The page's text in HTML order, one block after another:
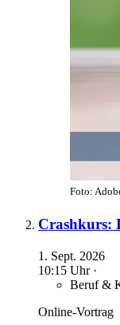
Foto:
Crashkurs:
1. Sept. 2026
10:15 Uhr ·
Beruf &
Online-Vortrag